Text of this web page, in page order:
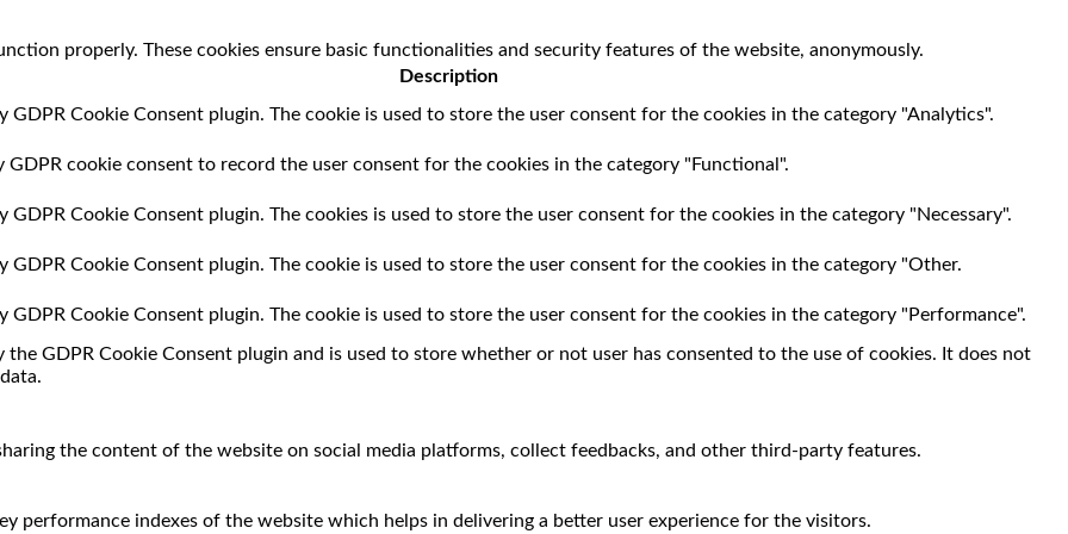
properly. These cookies ensure basic functionalities and security features of the website, anonymously.
Description
GDPR Cookie Consent plugin. The cookie is used to store the user consent for the cookies in the category "Analytics".
GDPR cookie consent to record the user consent for the cookies in the category "Functional".
GDPR Cookie Consent plugin. The cookies is used to store the user consent for the cookies in the category "Necessary".
GDPR Cookie Consent plugin. The cookie is used to store the user consent for the cookies in the category "Other.
GDPR Cookie Consent plugin. The cookie is used to store the user consent for the cookies in the category "Performance".
the GDPR Cookie Consent plugin and is used to store whether or not user has consented to the use of cookies. It does not
the content of the website on social media platforms, collect feedbacks, and other third-party features.
performance indexes of the website which helps in delivering a better user experience for the visitors.